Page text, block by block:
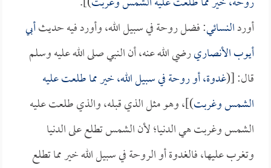
أوردالنسائي: فضل روحة في سبيل الله، وأورد فيه حديثأبي
أيوب الأنصاريرضي الله عنه، أن النبي صلى الله عليه وسلم
قال: [(غدوة، أو روحة في سبيل الله، خير مما طلعت عليه
الشمس وغربت)]، وهو مثل الذي قبله، والذي طلعت عليه
الشمس وغربت هي الدنيا؛ لأن الشمس تطلع على الدنيا
وتغرب عليها، فالغدوة أو الروحة في سبيل الله خير مما تطلع